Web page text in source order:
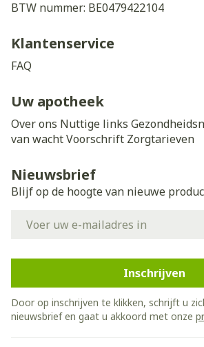
BTW nummer: BE0479422104
Klantenservice
FAQ
Uw apotheek
Over ons Nuttige links
van wachtVoorschrift Zorgtarieven
Nieuwsbrief
Blijf op de hoogte van nieuwe
Inschrijven
Door op inschrijven te klikken, schrijft u
nieuwsbrief en gaat u akkoord met onze